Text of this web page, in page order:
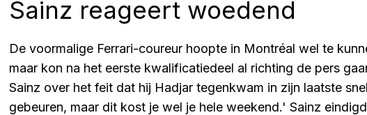
Sainz reageert woedend
De voormalige Ferrari-coureur hoopte in Montréal wel te
maar kon na het eerste kwalificatiedeel al richting de pers
Sainz over het feit dat hij Hadjar tegenkwam in zijn laatste
gebeuren, maar dit kost je wel je hele weekend.' Sainz